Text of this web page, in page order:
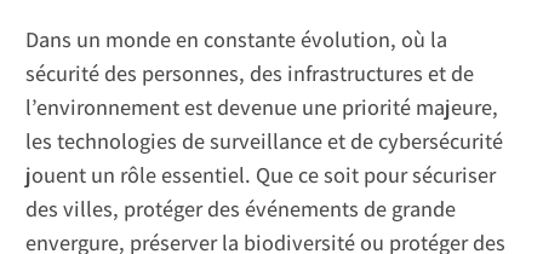
Dans un monde en constante évolution, où la
sécurité des personnes, des infrastructures et de
l’environnement est devenue une priorité majeure,
les technologies de surveillance et de cybersécurité
jouent un rôle essentiel. Que ce soit pour sécuriser
des villes, protéger des événements de grande
envergure, préserver la biodiversité ou protéger des